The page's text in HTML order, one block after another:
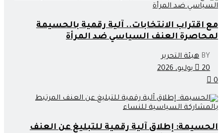
مع اقتراب الانتخابات.. آلية رقمية بالحسيمة
لمحاصرة العنف السياسي ضد المرأة
BY هيئة التحرير
20 يوليو، 2026
0
الحسيمة: إطلاق آلية رقمية للتبليغ عن العنف